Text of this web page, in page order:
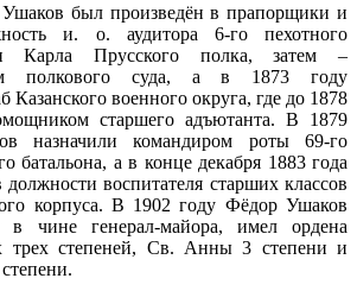
был произведён в прапорщики и
и. о. аудитора 6-го пехотного
Карла Прусского полка, затем –
полкового суда, а в 1873 году
Казанского военного округа, где до 1878
старшего адъютанта. В 1879
назначили командиром роты 69-го
батальона, а в конце декабря 1883 года
воспитателя старших классов
корпуса. В 1902 году Фёдор Ушаков
чине генерал-майора, имел ордена
трех степеней, Св. Анны 3 степени и